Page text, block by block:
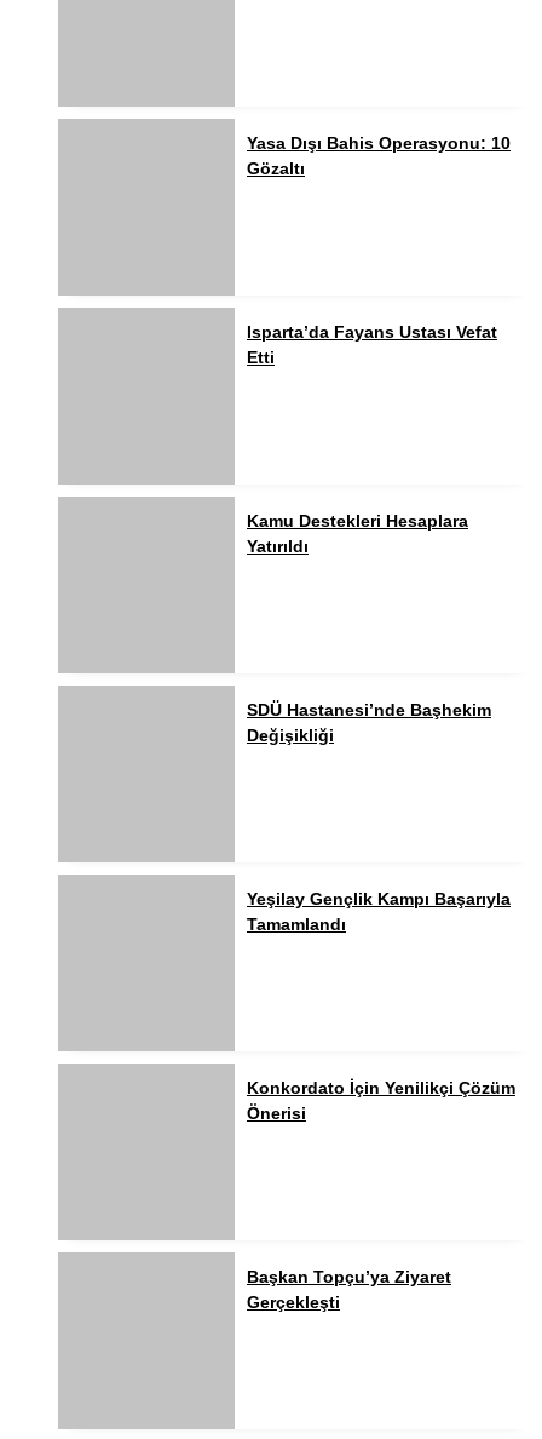
Yasa Dışı Bahis Operasyonu: 10
Gözaltı
Isparta’da Fayans Ustası Vefat
Etti
Kamu Destekleri Hesaplara
Yatırıldı
SDÜ Hastanesi’nde Başhekim
Değişikliği
Yeşilay Gençlik Kampı Başarıyla
Tamamlandı
Konkordato İçin Yenilikçi Çözüm
Önerisi
Başkan Topçu’ya Ziyaret
Gerçekleşti